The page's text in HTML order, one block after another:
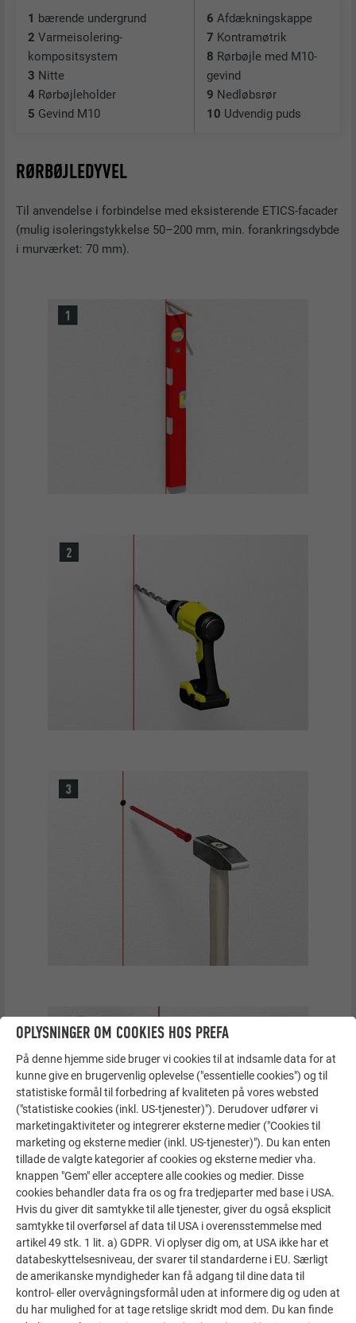
1 bærende undergrund
2 Varmeisolering-
kompositsystem
3 Nitte
4 Rørbøjleholder
5 Gevind M10
6 Afdækningskappe
7 Kontramøtrik
8 Rørbøjle med M10-
gevind
9 Nedløbsrør
10 Udvendig puds
RØRBØJLEDYVEL
Til anvendelse i forbindelse med eksisterende ETICS-facader
(mulig isoleringstykkelse 50–200 mm, min. forankringsdybde
i murværket: 70 mm).
OPLYSNINGER OM COOKIES HOS PREFA
På denne hjemme side bruger vi cookies til at indsamle data for at
kunne give en brugervenlig oplevelse ("essentielle cookies") og til
statistiske formål til forbedring af kvaliteten på vores websted
("statistiske cookies (inkl. US-tjenester)"). Derudover udfører vi
marketingaktiviteter og integrerer eksterne medier ("Cookies til
marketing og eksterne medier (inkl. US-tjenester)"). Du kan enten
tillade de valgte kategorier af cookies og eksterne medier vha.
knappen "Gem" eller acceptere alle cookies og medier. Disse
cookies behandler data fra os og fra tredjeparter med base i USA.
Hvis du giver dit samtykke til alle tjenester, giver du også eksplicit
samtykke til overførsel af data til USA i overensstemmelse med
artikel 49 stk. 1 lit. a) GDPR. Vi oplyser dig om, at USA ikke har et
databeskyttelsesniveau, der svarer til standarderne i EU. Særligt
de amerikanske myndigheder kan få adgang til dine data til
kontrol- eller overvågningsformål uden at informere dig og uden at
du har mulighed for at tage retslige skridt mod dem. Du kan finde